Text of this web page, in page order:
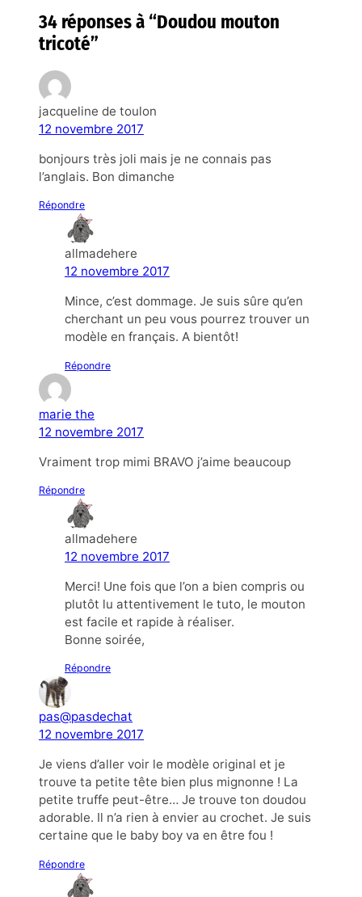
34 réponses à “Doudou mouton
tricoté”
jacqueline de toulon
12 novembre 2017
bonjours très joli mais je ne connais pas
l’anglais. Bon dimanche
Répondre
allmadehere
12 novembre 2017
Mince, c’est dommage. Je suis sûre qu’en
cherchant un peu vous pourrez trouver un
modèle en français. A bientôt!
Répondre
marie the
12 novembre 2017
Vraiment trop mimi BRAVO j’aime beaucoup
Répondre
allmadehere
12 novembre 2017
Merci! Une fois que l’on a bien compris ou
plutôt lu attentivement le tuto, le mouton
est facile et rapide à réaliser.
Bonne soirée,
Répondre
pas@pasdechat
12 novembre 2017
Je viens d’aller voir le modèle original et je
trouve ta petite tête bien plus mignonne ! La
petite truffe peut-être… Je trouve ton doudou
adorable. Il n’a rien à envier au crochet. Je suis
certaine que le baby boy va en être fou !
Répondre